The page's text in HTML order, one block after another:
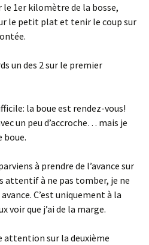
le 1er kilomètre de la bosse,
le petit plat et tenir le coup sur
un des 2 sur le premier
la boue est rendez-vous!
un peu d’accroche… mais je
boue.
à prendre de l’avance sur
attentif à ne pas tomber, je ne
C’est uniquement à la
voir que j’ai de la marge.
attention sur la deuxième